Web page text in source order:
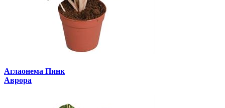
Аглаонема Пинк
Аврора